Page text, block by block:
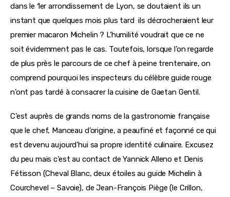
dans le 1er arrondissement de Lyon, se doutaient ils un
instant que quelques mois plus tard  ils décrocheraient leur
premier macaron Michelin ? L’humilité voudrait que ce ne
soit évidemment pas le cas. Toutefois, lorsque l’on regarde
de plus près le parcours de ce chef à peine trentenaire, on
comprend pourquoi les inspecteurs du célèbre guide rouge
n’ont pas tardé à consacrer la cuisine de Gaetan Gentil.
C’est auprès de grands noms de la gastronomie française
que le chef, Manceau d’origine, a peaufiné et façonné ce qui
est devenu aujourd’hui sa propre identité culinaire. Excusez
du peu mais c’est au contact de Yannick Alleno et Denis
Fétisson (Cheval Blanc, deux étoiles au guide Michelin à
Courchevel – Savoie), de Jean-François Piège (le Crillon,